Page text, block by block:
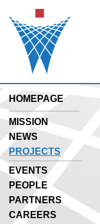
HOMEPAGE
MISSION
NEWS
PROJECTS
EVENTS
PEOPLE
PARTNERS
CAREERS